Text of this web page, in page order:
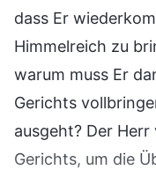
dass Er
Himmelreich zu
warum muss Er
Gerichts
ausgeht? Der
Gerichts, um die